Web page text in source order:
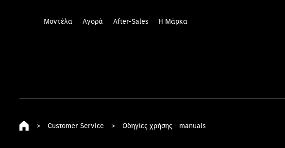
Μοντέλα Αγορά After-Sales Η Μάρκα
> Customer Service > Οδηγίες χρήσης - manuals